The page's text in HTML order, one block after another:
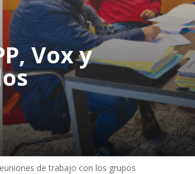
Vox y
de trabajo con los grupos